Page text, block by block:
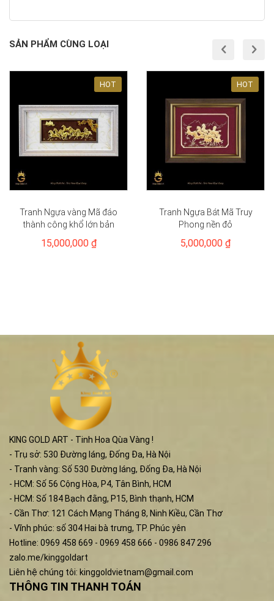
SẢN PHẨM CÙNG LOẠI
HOT
Tranh Ngựa vàng Mã đáo
thành công khổ lớn bản
15,000,000 ₫
HOT
Tranh Ngựa Bát Mã Truy
Phong nền đỏ
5,000,000 ₫
KING GOLD ART - Tinh Hoa Qùa Vàng !
- Trụ sở: 530 Đường láng, Đống Đa, Hà Nội
- Tranh vàng: Số 530 Đường láng, Đống Đa, Hà Nội
- HCM: Số 56 Cộng Hòa, P4, Tân Bình, HCM
- HCM: Số 184 Bạch đằng, P15, Bình thạnh, HCM
- Cần Thơ: 121 Cách Mạng Tháng 8, Ninh Kiều, Cần Thơ
- Vĩnh phúc: số 304 Hai bà trưng, TP. Phúc yên
Hotline: 0969 458 669 - 0969 458 666 - 0986 847 296
zalo.me/kinggoldart
Liên hệ chúng tôi: kinggoldvietnam@gmail.com
THÔNG TIN THANH TOÁN